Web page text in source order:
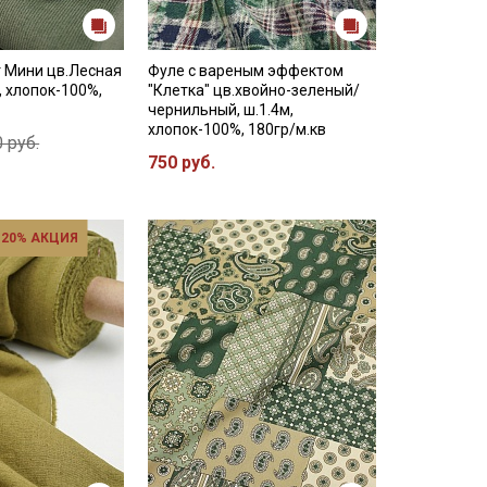
Мини цв.Лесная
100%,
руб.
Фуле с вареным эффектом
"Клетка" цв.хвойно-зеленый/
чернильный, ш.1.4м,
хлопок-100%, 180гр/м.кв
750 руб.
АКЦИЯ